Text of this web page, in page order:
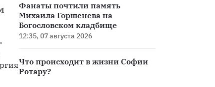
Фанаты почтили память
Михаила Горшенева на
Богословском кладбище
12:35, 07 августа 2026
Что происходит в жизни Софии
Ротару?